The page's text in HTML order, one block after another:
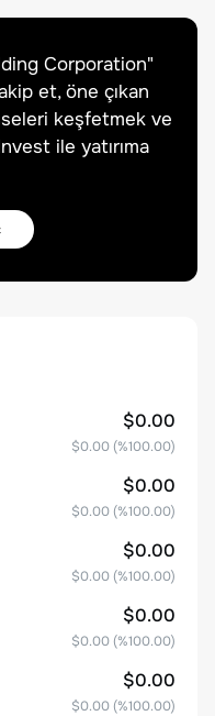
Corporation"
et, öne çıkan
keşfetmek ve
ile yatırıma
$0.00
$0.00 (%100.00)
$0.00
$0.00 (%100.00)
$0.00
$0.00 (%100.00)
$0.00
$0.00 (%100.00)
$0.00
$0.00 (%100.00)